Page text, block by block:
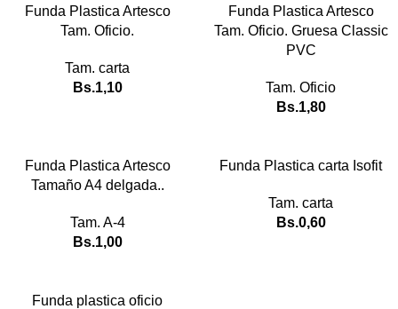
Funda Plastica Artesco
Tam. Oficio.
Tam. carta
Bs.1,10
Funda Plastica Artesco
Tam. Oficio. Gruesa Classic
PVC
Tam. Oficio
Bs.1,80
Funda Plastica Artesco
Tamaño A4 delgada..
Tam. A-4
Bs.1,00
Funda Plastica carta Isofit
Tam. carta
Bs.0,60
Funda plastica oficio